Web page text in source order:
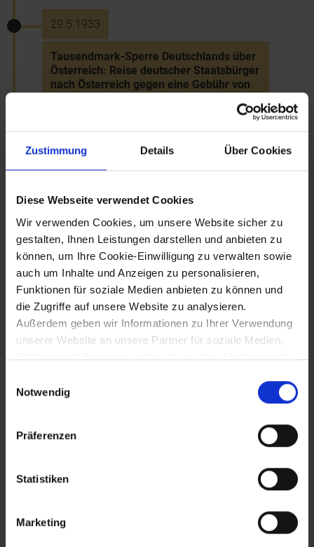
Zustimmung Details Über Cookies
Diese Webseite verwendet Cookies
Wir verwenden Cookies, um unsere Website sicher zu
gestalten, Ihnen Leistungen darstellen und anbieten zu
können, um Ihre Cookie-Einwilligung zu verwalten sowie
auch um Inhalte und Anzeigen zu personalisieren,
Funktionen für soziale Medien anbieten zu können und
die Zugriffe auf unsere Website zu analysieren.
Außerdem geben wir Informationen zu Ihrer Verwendung
unserer Website an unsere Partner für soziale Medien,
Werbung und Analysen weiter, die auch in Ländern sind,
gegeben ist, und in denen Sie Ihre Rechte uU nicht
effektiv durchsetzen können. Unsere Partner führen
diese Informationen möglicherweise mit weiteren Daten
zusammen, die Sie ihnen bereitgestellt haben oder die
haben.
Notwendig
Präferenzen
Statistiken
Marketing
29.5.1933
Tausendmark-Sperre Deutschlands über
Österreich: Reise deutscher Staatsbürger
nach Österreich gegen eine Gebühr von
31.5.1933
durch die Christlichsoziale Partei
19.6.1933
Verbot der NSDAP nach dem Gewaltakt
in Krems
Kremser Hilfspolizisten (ein Toter,